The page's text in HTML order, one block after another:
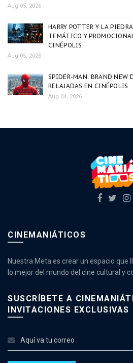
Aug 05, 2026
HARRY POTTER Y LA
TEMÁTICO Y
CINÉPOLIS
Aug 05, 2026
SPIDER-MAN: BRAND NEW
RELAJADAS EN CINÉPOLIS
Aug 04, 2026
CINEMANIÁTICOS
Nuestra Meta es crear un espacio que
lo mejor del mundo del cine cultural y
SUSCRÍBETE A
INVITACIONES EXCLUSIVAS